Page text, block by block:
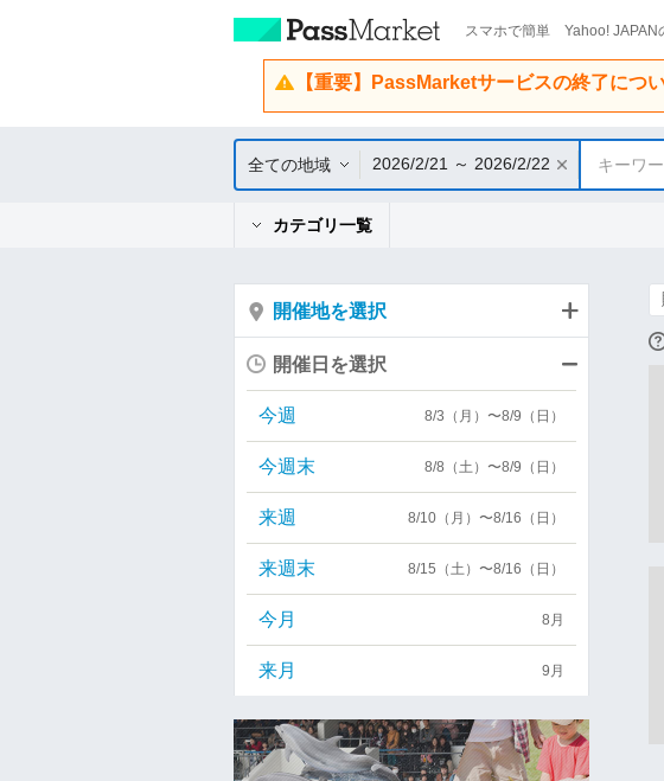
スマホで簡単 Yahoo! JAPAN
【重要】PassMarketサービスの終了につ
全ての地域 2026/2/21 ～ 2026/2/22 キーワ
カテゴリ一覧
開催地を選択
開催日を選択
今週 8/3（月）〜8/9（日）
今週末 8/8（土）〜8/9（日）
来週 8/10（月）〜8/16（日）
来週末 8/15（土）〜8/16（日）
今月 8月
来月 9月